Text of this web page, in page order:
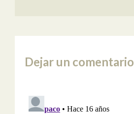
Dejar un comentario